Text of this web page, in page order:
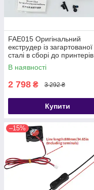
FAE015 Оригінальний
екструдер із загартованої
сталі в сборі до принтерів
Bambu Lab X1
В наявності
2 798 ₴ 3 292 ₴
Купити
–15%